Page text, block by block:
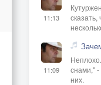
11:13
11:09
снами," -
них.